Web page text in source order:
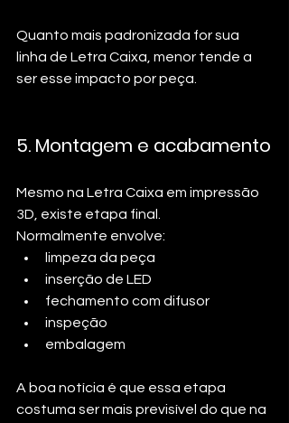
Quanto mais padronizada for sua
linha de Letra Caixa, menor tende a
ser esse impacto por peça.
5. Montagem e acabamento
Mesmo na Letra Caixa em impressão
3D, existe etapa final.
Normalmente envolve:
limpeza da peça
inserção de LED
fechamento com difusor
inspeção
embalagem
A boa notícia é que essa etapa
costuma ser mais previsível do que na